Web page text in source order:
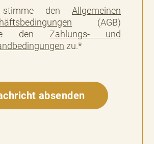
den Allgemeinen
(AGB)
den Zahlungs- und
zu.*